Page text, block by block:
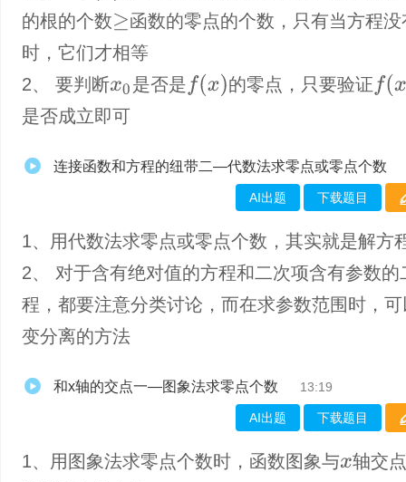
的根的个数 ≥
函数的零点的个数，只有当方程没
时，它们才相等
2、 要判断x0 是否是 (x) 的零点，只要验证 (x0)=
是否成立即可
连接函数和方程的纽带二—代数法求零点或零点个数
AI出题 下载题目
1、​用代数法求零点或零点个数，其实就是解方
2、 对于含有绝对值的方程和二次项含有参数的
程，都要注意分类讨论，而在求参数范围时，
变分离的方法
和x轴的交点一—图象法求零点个数 13:19
AI出题 下载题目
1、​用图象法求零点个数时，函数图象与x 轴交